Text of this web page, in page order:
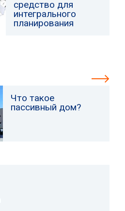
средство для
интегрального
планирования
Что такое
пассивный дом?